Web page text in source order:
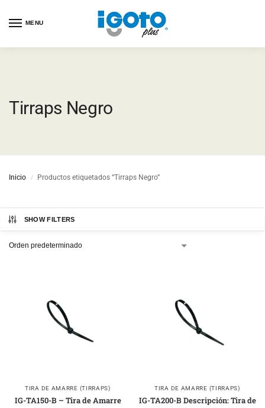
MENU
Tirraps Negro
Inicio / Productos etiquetados “Tirraps Negro”
SHOW FILTERS
TIRA DE AMARRE (TIRRAPS)
IG-TA150-B – Tira de Amarre
TIRA DE AMARRE (TIRRAPS)
IG-TA200-B Descripción: Tira de